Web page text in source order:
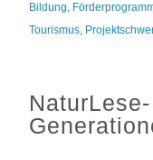
Bildung,
Tourismus,